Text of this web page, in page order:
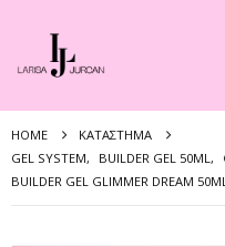
HOME
ΚΑΤΆΣΤΗΜΑ
GEL SYSTEM, BUILDER GEL 50ML,
BUILDER GEL GLIMMER DREAM